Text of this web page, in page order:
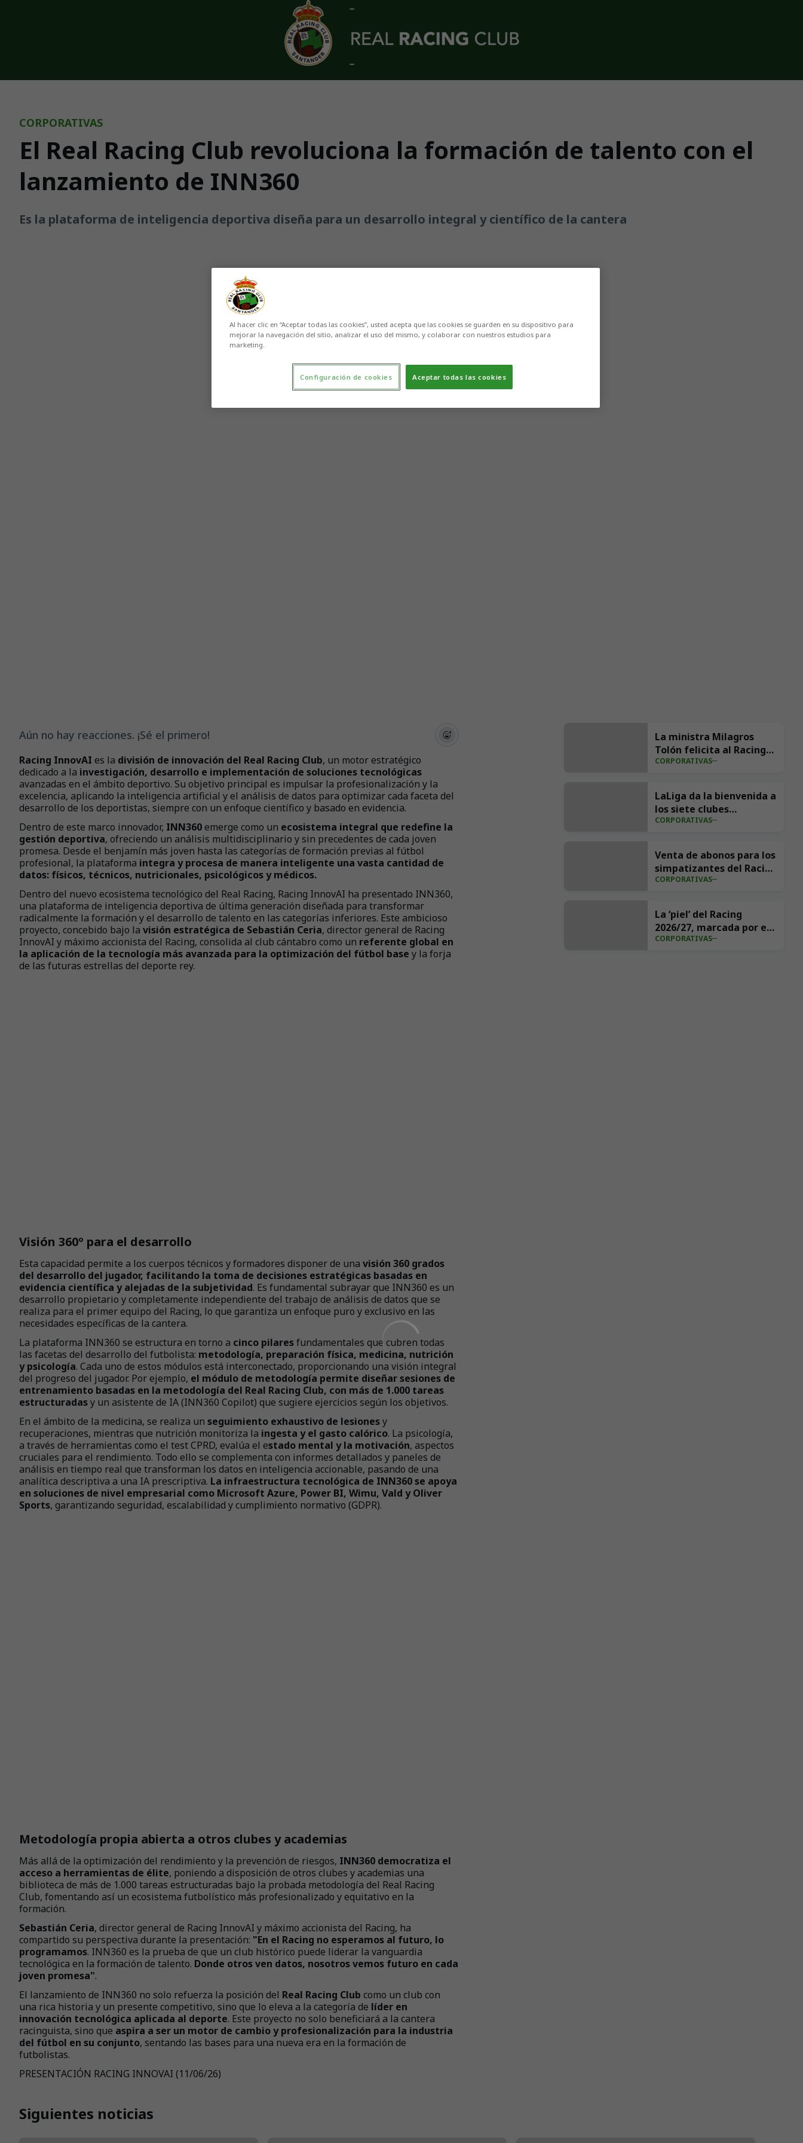
Skip to main content
CORPORATIVAS
El Real Racing Club revoluciona la formación de talento con el
lanzamiento de INN360
Es la plataforma de inteligencia deportiva diseña para un desarrollo integral y científico de la cantera
Aún no hay reacciones. ¡Sé el primero!
Racing InnovAI es la división de innovación del Real Racing Club, un motor estratégico
dedicado a la investigación, desarrollo e implementación de soluciones tecnológicas
avanzadas en el ámbito deportivo. Su objetivo principal es impulsar la profesionalización y la
excelencia, aplicando la inteligencia artificial y el análisis de datos para optimizar cada faceta del
desarrollo de los deportistas, siempre con un enfoque científico y basado en evidencia.
Dentro de este marco innovador, INN360emerge como un ecosistema integral que redefine la
gestión deportiva, ofreciendo un análisis multidisciplinario y sin precedentes de cada joven
promesa. Desde el benjamín más joven hasta las categorías de formación previas al fútbol
profesional, la plataforma integra y procesa de manera inteligente una vasta cantidad de
datos: físicos, técnicos, nutricionales, psicológicos y médicos.
Dentro del nuevo ecosistema tecnológico del Real Racing, Racing InnovAI ha presentado INN360,
una plataforma de inteligencia deportiva de última generación diseñada para transformar
radicalmente la formación y el desarrollo de talento en las categorías inferiores. Este ambicioso
proyecto, concebido bajo la visión estratégica de Sebastián Ceria, director general de Racing
InnovAI y máximo accionista del Racing, consolida al club cántabro como un referente global en
la aplicación de la tecnología más avanzada para la optimización del fútbol base y la forja
de las futuras estrellas del deporte rey.
Visión 360º para el desarrollo
Esta capacidad permite a los cuerpos técnicos y formadores disponer de una visión 360 grados
del desarrollo del jugador, facilitando la toma de decisiones estratégicas basadas en
evidencia científica y alejadas de la subjetividad. Es fundamental subrayar que INN360 es un
desarrollo propietario y completamente independiente del trabajo de análisis de datos que se
realiza para el primer equipo del Racing, lo que garantiza un enfoque puro y exclusivo en las
necesidades específicas de la cantera.
La plataforma INN360 se estructura en torno a cinco pilaresfundamentales que cubren todas
las facetas del desarrollo del futbolista: metodología, preparación física, medicina, nutrición
y psicología. Cada uno de estos módulos está interconectado, proporcionando una visión integral
del progreso del jugador. Por ejemplo, el módulo de metodología permite diseñar sesiones de
entrenamiento basadas en la metodología del Real Racing Club, con más de 1.000 tareas
estructuradasy un asistente de IA (INN360 Copilot) que sugiere ejercicios según los objetivos.
En el ámbito de la medicina, se realiza un seguimiento exhaustivo de lesionesy
recuperaciones, mientras que nutrición monitoriza la ingesta y el gasto calórico. La psicología,
a través de herramientas como el test CPRD, evalúa el estado mental y la motivación, aspectos
cruciales para el rendimiento. Todo ello se complementa con informes detallados y paneles de
análisis en tiempo real que transforman los datos en inteligencia accionable, pasando de una
analítica descriptiva a una IA prescriptiva. La infraestructura tecnológica de INN360 se apoya
en soluciones de nivel empresarial como Microsoft Azure, Power BI, Wimu, Vald y Oliver
Sports, garantizando seguridad, escalabilidad y cumplimiento normativo (GDPR).
Metodología propia abierta a otros clubes y academias
Más allá de la optimización del rendimiento y la prevención de riesgos, INN360 democratiza el
acceso a herramientas de élite, poniendo a disposición de otros clubes y academias una
biblioteca de más de 1.000 tareas estructuradas bajo la probada metodología del Real Racing
Club, fomentando así un ecosistema futbolístico más profesionalizado y equitativo en la
formación.
Sebastián Ceria, director general de Racing InnovAI y máximo accionista del Racing, ha
compartido su perspectiva durante la presentación: "En el Racing no esperamos al futuro, lo
programamos. INN360 es la prueba de que un club histórico puede liderar la vanguardia
tecnológica en la formación de talento. Donde otros ven datos, nosotros vemos futuro en cada
joven promesa".
El lanzamiento de INN360 no solo refuerza la posición del Real Racing Club como un club con
una rica historia y un presente competitivo, sino que lo eleva a la categoría de líder en
innovación tecnológica aplicada al deporte. Este proyecto no solo beneficiará a la cantera
racinguista, sino que aspira a ser un motor de cambio y profesionalización para la industria
del fútbol en su conjunto, sentando las bases para una nueva era en la formación de
futbolistas.
PRESENTACIÓN RACING INNOVAI (11/06/26)
La ministra Milagros
Tolón felicita al Racing
por su retorno a Primera
CORPORATIVAS
LaLiga da la bienvenida a
los siete clubes
ascendidos para la
CORPORATIVAS
Venta de abonos para los
simpatizantes del Racing
2026/27
CORPORATIVAS
La ‘piel’ del Racing
2026/27, marcada por el
estilo retro y la
CORPORATIVAS
Siguientes noticias
Al hacer clic en “Aceptar todas las cookies”, usted acepta que las cookies se guarden en su dispositivo para
mejorar la navegación del sitio, analizar el uso del mismo, y colaborar con nuestros estudios para
marketing.
Aceptar todas las cookies
Configuración de cookies